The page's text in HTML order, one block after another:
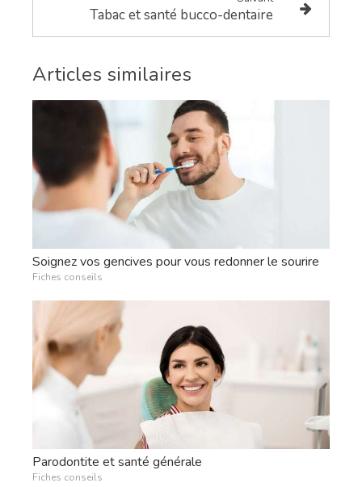
Tabac et santé bucco-dentaire
Articles similaires
Soignez vos gencives pour vous redonner le sourire
Fiches conseils
Parodontite et santé générale
Fiches conseils